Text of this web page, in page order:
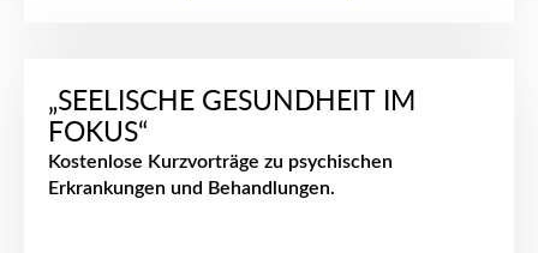
„SEELISCHE GESUNDHEIT IM
FOKUS“
Kostenlose Kurzvorträge zu psychischen
Erkrankungen und Behandlungen.